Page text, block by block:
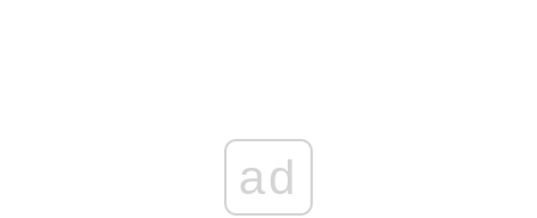
ad